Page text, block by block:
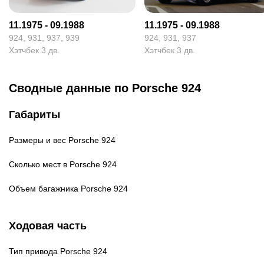
11.1975 - 09.1988
924, 931, 937, 939
Хэтчбек 3 дв.
11.1975 - 09.1988
924, 931, 937
Хэтчбек 3 дв.
Сводные данные по Porsche 924
Габариты
Размеры и вес Porsche 924
Сколько мест в Porsche 924
Объем багажника Porsche 924
Ходовая часть
Тип привода Porsche 924